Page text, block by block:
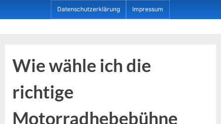
to
Datenschutzerklärung Impressum
Wie wähle ich die
richtige
Motorradhebebühne